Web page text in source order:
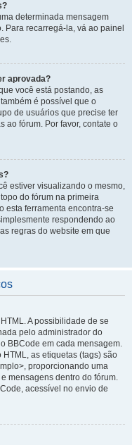
determinada mensagem
Para recarregá-la, vá ao painel
aprovada?
você está postando, as
é possível que o
de usuários que precise ter
ao fórum. Por favor, contate o
estiver visualizando o mesmo,
do fórum na primeira
esta ferramenta encontra-se
respondendo ao
regras do website em que
A possibilidade de se
pelo administrador do
BBCode em cada mensagem.
as etiquetas (tags) são
proporcionando uma
mensagens dentro do fórum.
acessível no envio de